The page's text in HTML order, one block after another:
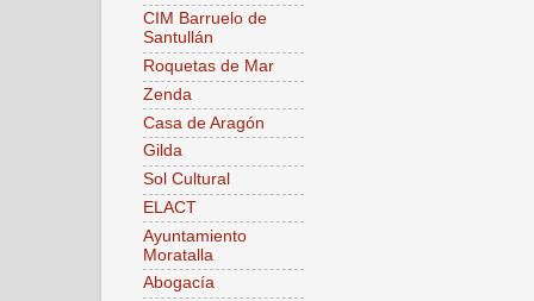
CIM Barruelo de
Santullán
Roquetas de Mar
Zenda
Casa de Aragón
Gilda
Sol Cultural
ELACT
Ayuntamiento
Moratalla
Abogacía